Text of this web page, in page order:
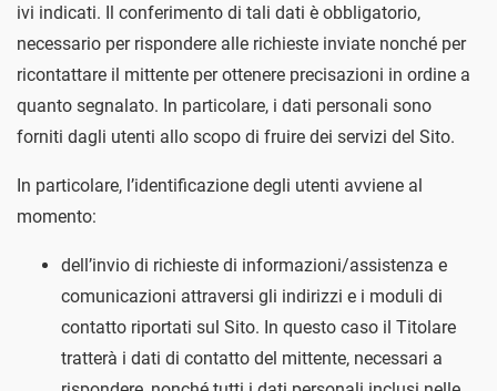
ivi indicati. Il conferimento di tali dati è obbligatorio,
necessario per rispondere alle richieste inviate nonché per
ricontattare il mittente per ottenere precisazioni in ordine a
quanto segnalato. In particolare, i dati personali sono
forniti dagli utenti allo scopo di fruire dei servizi del Sito.
In particolare, l’identificazione degli utenti avviene al
momento:
dell’invio di richieste di informazioni/assistenza e
comunicazioni attraversi gli indirizzi e i moduli di
contatto riportati sul Sito. In questo caso il Titolare
tratterà i dati di contatto del mittente, necessari a